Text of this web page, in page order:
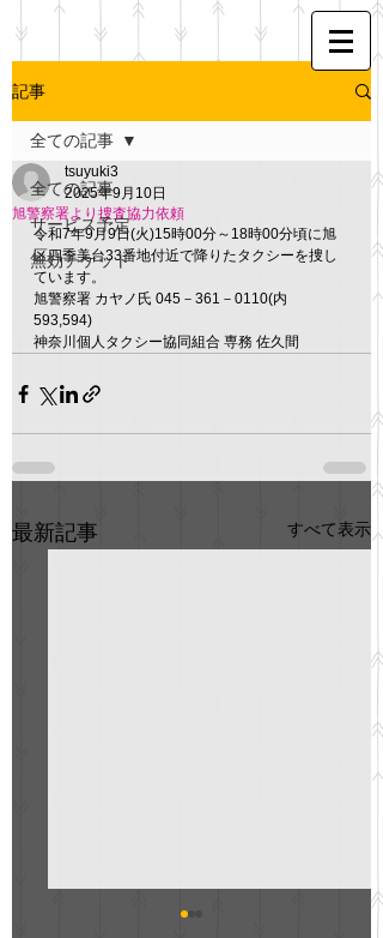
記事
全ての記事
サービス予定
無効チケット
全ての記事
旭警察署より捜査協力依頼
tsuyuki3
2025年9月10日
令和7年9月9日(火)15時00分～18時00分頃に旭
区四季美台33番地付近で降りたタクシーを捜し
ています。
旭警察署 カヤノ氏 045－361－0110(内
593,594)
神奈川個人タクシー協同組合 専務 佐久間
最新記事 すべて表示